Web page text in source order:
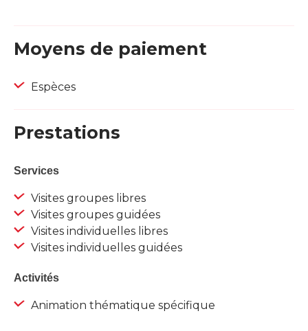
Moyens de paiement
Espèces
Prestations
Services
Visites groupes libres
Visites groupes guidées
Visites individuelles libres
Visites individuelles guidées
Activités
Animation thématique spécifique